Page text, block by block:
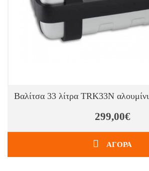
Βαλίτσα 33 λίτρα TRK33N
299,00€
ΑΓΟΡΑ